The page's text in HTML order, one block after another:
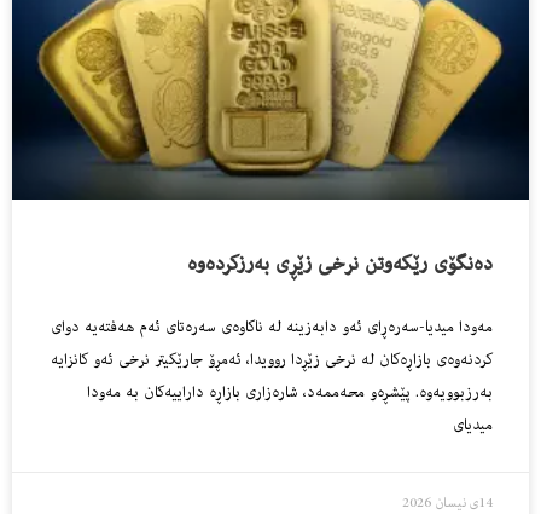
دەنگۆی رێكەوتن نرخی زێڕی بەرزكردەوە
مەودا میدیا-سەرەڕای ئەو دابەزینە لە ناكاوەی سەرەتای ئەم هەفتەیە دوای
كردنەوەی بازاڕەكان لە نرخی زێڕدا روویدا، ئەمڕۆ جارێكیتر نرخی ئەو كانزایە
بەرزبوویەوە. پێشڕەو محەممەد، شارەزاری بازاڕە داراییەكان بە مەودا
میدیای
14ی نیسان 2026